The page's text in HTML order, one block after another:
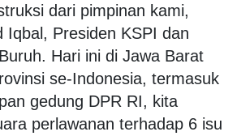
dari pimpinan kami,
Iqbal, Presiden KSPI dan
Hari ini di Jawa Barat
se-Indonesia, termasuk
gedung DPR RI, kita
perlawanan terhadap 6 isu